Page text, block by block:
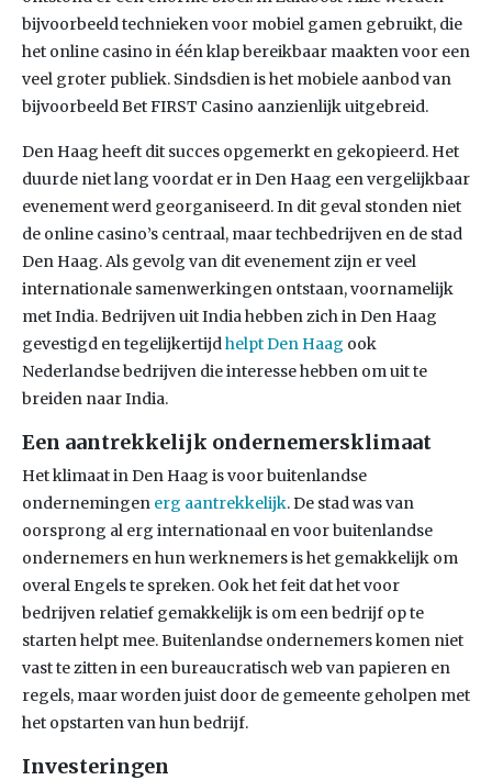
bijvoorbeeld technieken voor mobiel gamen gebruikt, die
het online casino in één klap bereikbaar maakten voor een
veel groter publiek. Sindsdien is het mobiele aanbod van
bijvoorbeeld Bet FIRST Casino aanzienlijk uitgebreid.
Den Haag heeft dit succes opgemerkt en gekopieerd. Het
duurde niet lang voordat er in Den Haag een vergelijkbaar
evenement werd georganiseerd. In dit geval stonden niet
de online casino’s centraal, maar techbedrijven en de stad
Den Haag. Als gevolg van dit evenement zijn er veel
internationale samenwerkingen ontstaan, voornamelijk
met India. Bedrijven uit India hebben zich in Den Haag
gevestigd en tegelijkertijdhelpt Den Haag ook
Nederlandse bedrijven die interesse hebben om uit te
breiden naar India.
Een aantrekkelijk ondernemersklimaat
Het klimaat in Den Haag is voor buitenlandse
ondernemingen erg aantrekkelijk. De stad was van
oorsprong al erg internationaal en voor buitenlandse
ondernemers en hun werknemers is het gemakkelijk om
overal Engels te spreken. Ook het feit dat het voor
bedrijven relatief gemakkelijk is om een bedrijf op te
starten helpt mee. Buitenlandse ondernemers komen niet
vast te zitten in een bureaucratisch web van papieren en
regels, maar worden juist door de gemeente geholpen met
het opstarten van hun bedrijf.
Investeringen